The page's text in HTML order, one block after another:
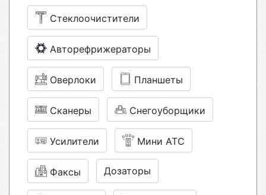
Стеклоочистители
Авторефрижераторы
Оверлоки Планшеты
Сканеры Снегоуборщики
Усилители Мини АТС
Факсы Дозаторы